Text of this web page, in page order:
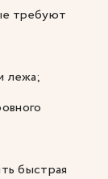
требуют
лежа;
быстрая